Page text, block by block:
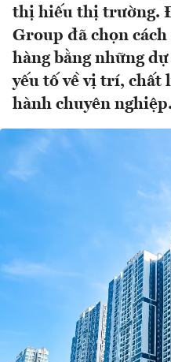
thị hiếu thị trường.
Group đã chọn
hàng bằng những
yếu tố về vị trí, chất
hành chuyên